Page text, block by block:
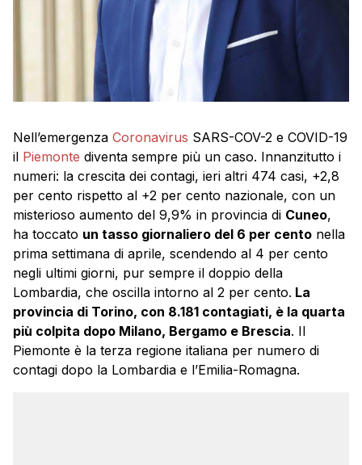
Nell’emergenza Coronavirus SARS-COV-2 e COVID-19
il Piemonte diventa sempre più un caso. Innanzitutto i
numeri: la crescita dei contagi, ieri altri 474 casi, +2,8
per cento rispetto al +2 per cento nazionale, con un
misterioso aumento del 9,9% in provincia di Cuneo,
ha toccato un tasso giornaliero del 6 per cento nella
prima settimana di aprile, scendendo al 4 per cento
negli ultimi giorni, pur sempre il doppio della
Lombardia, che oscilla intorno al 2 per cento. La
provincia di Torino, con 8.181 contagiati, è la quarta
più colpita dopo Milano, Bergamo e Brescia. Il
Piemonte è la terza regione italiana per numero di
contagi dopo la Lombardia e l’Emilia-Romagna.